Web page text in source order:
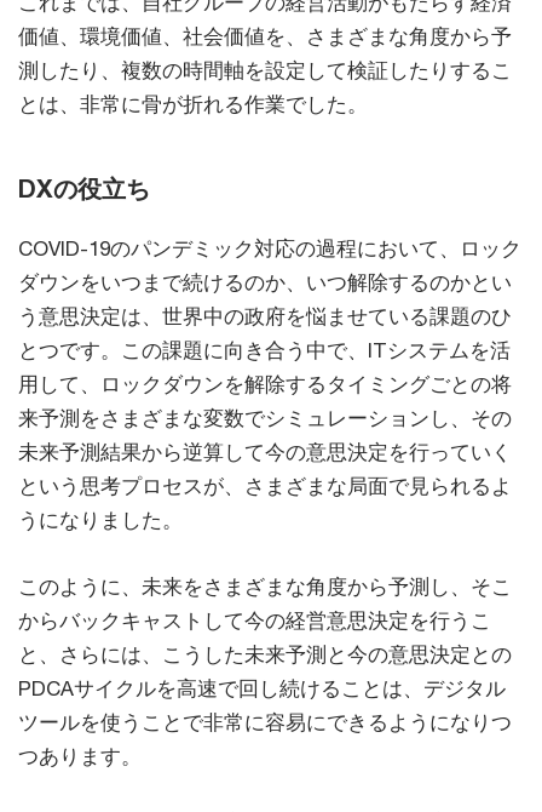
価値、環境価値、社会価値を、さまざまな角度から予
測したり、複数の時間軸を設定して検証したりするこ
とは、非常に骨が折れる作業でした。
DXの役立ち
COVID-19のパンデミック対応の過程において、ロック
ダウンをいつまで続けるのか、いつ解除するのかとい
う意思決定は、世界中の政府を悩ませている課題のひ
とつです。この課題に向き合う中で、ITシステムを活
用して、ロックダウンを解除するタイミングごとの将
来予測をさまざまな変数でシミュレーションし、その
未来予測結果から逆算して今の意思決定を行っていく
という思考プロセスが、さまざまな局面で見られるよ
うになりました。
このように、未来をさまざまな角度から予測し、そこ
からバックキャストして今の経営意思決定を行うこ
と、さらには、こうした未来予測と今の意思決定との
PDCAサイクルを高速で回し続けることは、デジタル
ツールを使うことで非常に容易にできるようになりつ
つあります。